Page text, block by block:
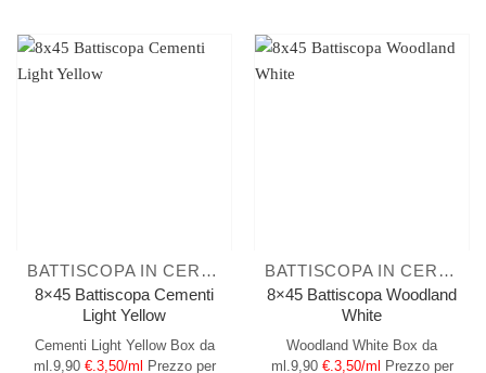
BATTISCOPA IN CERAMICA
8×45 Battiscopa Cementi
Light Yellow
Cementi Light Yellow Box da
ml.9,90 €.3,50/ml
Prezzo per
BATTISCOPA IN CERAMICA
8×45 Battiscopa Woodland
White
Woodland White Box da
ml.9,90 €.3,50/ml
Prezzo per